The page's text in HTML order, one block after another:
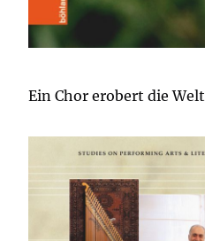
Ein Chor erobert die Welt